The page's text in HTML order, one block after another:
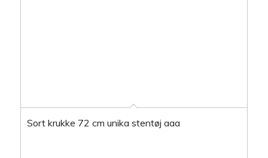
Sort krukke 72 cm unika stentøj aaa